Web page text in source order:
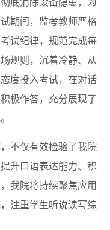
期间，监考教师严格
试纪律，规范完成每
规则，沉着冷静、从
度投入考试，在对话
极作答，充分展现了
不仅有效检验了我院
升口语表达能力、积
我院将持续聚焦应用
注重学生听说读写综